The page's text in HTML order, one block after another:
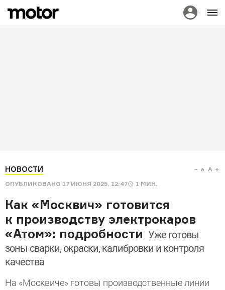
НОВОСТИ
ОПУБЛИКОВАНО 17 ИЮНЯ 2025, 12:47 1 МИН.
a A
Как «Москвич» готовится
к производству электрокаров
«Атом»: подробности Уже готовы
зоны сварки, окраски, калибровки и контроля
качества
На «Москвиче» готовы производственные линии